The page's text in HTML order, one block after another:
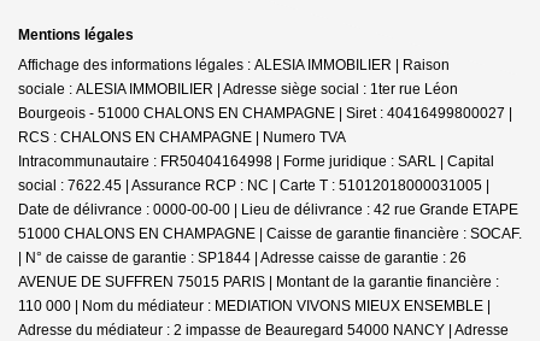
Mentions légales
Affichage des informations légales : ALESIA IMMOBILIER | Raison
sociale : ALESIA IMMOBILIER | Adresse siège social : 1ter rue Léon
Bourgeois - 51000 CHALONS EN CHAMPAGNE | Siret : 40416499800027 |
RCS : CHALONS EN CHAMPAGNE | Numero TVA
Intracommunautaire : FR50404164998 | Forme juridique : SARL | Capital
social : 7622.45 | Assurance RCP : NC | Carte T : 51012018000031005 |
Date de délivrance : 0000-00-00 | Lieu de délivrance : 42 rue Grande ETAPE
51000 CHALONS EN CHAMPAGNE | Caisse de garantie financière : SOCAF.
| N° de caisse de garantie : SP1844 | Adresse caisse de garantie : 26
AVENUE DE SUFFREN 75015 PARIS | Montant de la garantie financière :
110 000 | Nom du médiateur : MEDIATION VIVONS MIEUX ENSEMBLE |
Adresse du médiateur : 2 impasse de Beauregard 54000 NANCY | Adresse